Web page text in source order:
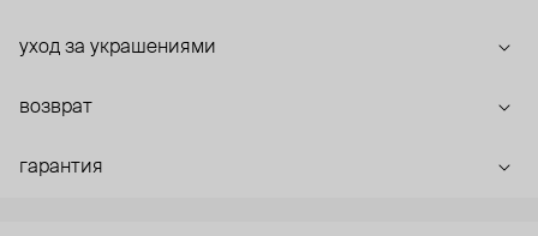
уход за украшениями
возврат
гарантия